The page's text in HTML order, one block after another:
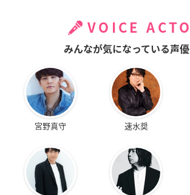
VOICE
みんなが気になっている声
宮野真守 速水奨